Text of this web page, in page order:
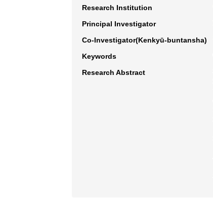
Research Institution
Principal Investigator
Co-Investigator(Kenkyū-buntansha)
Keywords
Research Abstract